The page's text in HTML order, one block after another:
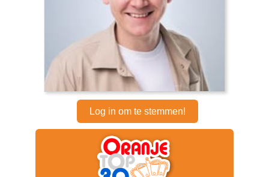
Log in om te stemmen!